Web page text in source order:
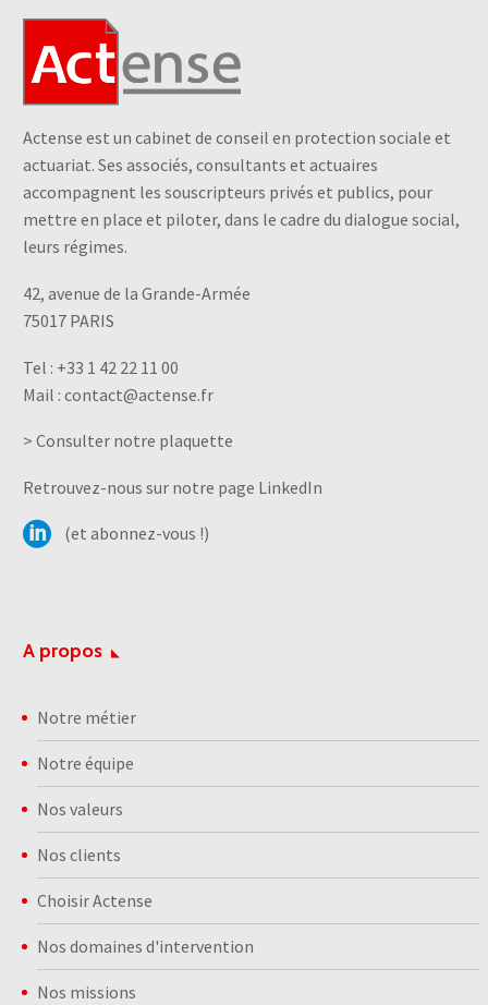
Actense est un cabinet de conseil en protection sociale et
actuariat. Ses associés, consultants et actuaires
accompagnent les souscripteurs privés et publics, pour
mettre en place et piloter, dans le cadre du dialogue social,
leurs régimes.
42, avenue de la Grande-Armée
75017 PARIS
Tel : +33 1 42 22 11 00
Mail : contact@actense.fr
> Consulter notre plaquette
Retrouvez-nous sur notre page LinkedIn
(et abonnez-vous !)
A propos
Notre métier
Notre équipe
Nos valeurs
Nos clients
Choisir Actense
Nos domaines d'intervention
Nos missions